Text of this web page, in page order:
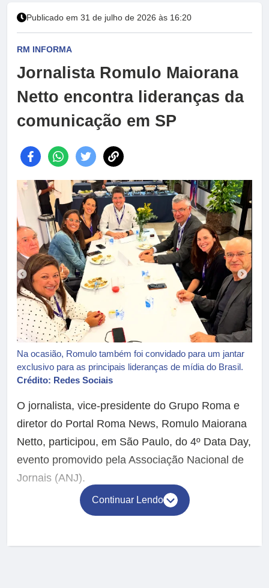
Publicado em 31 de julho de 2026 às 16:20
RM INFORMA
Jornalista Romulo Maiorana
Netto encontra lideranças da
comunicação em SP
Na ocasião, Romulo também foi convidado para um jantar
exclusivo para as principais lideranças de mídia do Brasil.
Crédito: Redes Sociais
O jornalista, vice-presidente do Grupo Roma e
diretor do Portal Roma News, Romulo Maiorana
Netto, participou, em São Paulo, do 4º Data Day,
evento promovido pela Associação Nacional de
Jornais (ANJ).
Continuar Lendo